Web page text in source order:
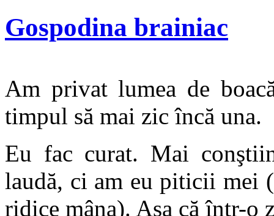
Gospodina brainiac
Am privat lumea de
timpul să mai zic încă una.
Eu fac curat. Mai
laudă, ci am eu piticii mei
ridice mâna). Aşa că într-o